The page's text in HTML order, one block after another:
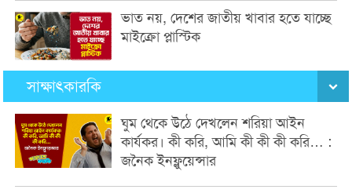
ভাত নয়, দেশের জাতীয় খাবার হতে যাচ্ছে
মাইক্রো প্লাস্টিক
সাক্ষাৎকারকি
ঘুম থেকে উঠে দেখলেন শরিয়া আইন
কার্যকর। কী করি, আমি কী কী কী করি… :
জনৈক ইনফ্লুয়েন্সার